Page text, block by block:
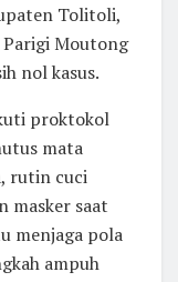
Tolitoli,
Moutong
nol kasus.
proktokol
mata
rutin cuci
masker saat
menjaga pola
ampuh